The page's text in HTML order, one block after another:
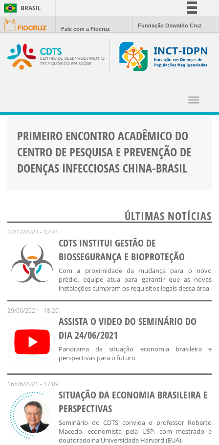
BRASIL
Simplifique!
Participe
Acesso à informação
Fale com a Fiocruz
Fundação Oswaldo Cruz
Toggle
PRIMEIRO ENCONTRO ACADÊMICO DO
CENTRO DE PESQUISA E PREVENÇÃO DE
DOENÇAS INFECCIOSAS CHINA-BRASIL
ÚLTIMAS NOTÍCIAS
07/12/2023 - 12:41
CDTS INSTITUI GESTÃO DE
BIOSSEGURANÇA E BIOPROTEÇÃO
Com a proximidade da mudança para o novo
prédio, equipe atua para garantir que as novas
instalações cumpram os requisitos legais dessa área
29/06/2021 - 18:20
ASSISTA O VIDEO DO SEMINÁRIO DO
DIA 24/06/2021
Panorama da situação economia brasileira e
perspectivas para o futuro
16/06/2021 - 17:09
SITUAÇÃO DA ECONOMIA BRASILEIRA E
PERSPECTIVAS
Seminário do CDTS convida o professor Roberto
Macedo, economista pela USP, com mestrado e
doutorado na Universidade Harvard (EUA).